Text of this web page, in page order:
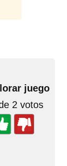
juego
2 votos